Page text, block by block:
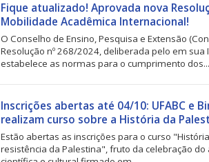
Fique atualizado! Aprovada nova
Mobilidade Acadêmica Internacional!
O Conselho de Ensino, Pesquisa e Extensão
Resolução nº 268/2024, deliberada pelo em sua
estabelece as normas para o cumprimento dos...
Inscrições abertas até 04/10: UFABC e
realizam curso sobre a História da
Estão abertas as inscrições para o curso
resistência da Palestina", fruto da celebração do